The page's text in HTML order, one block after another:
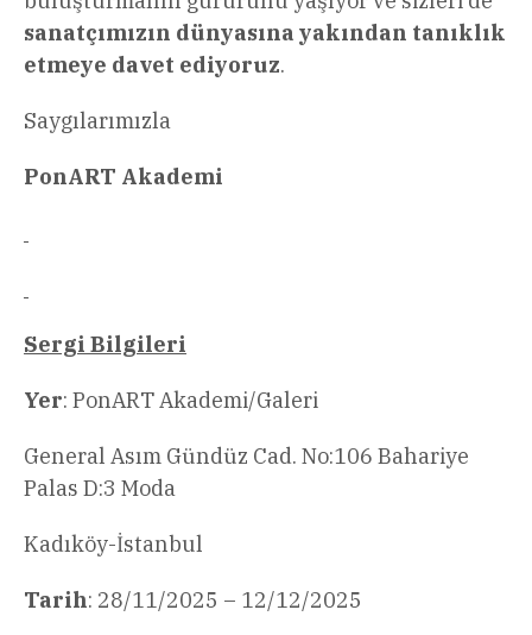
sanatçımızın dünyasına yakından tanıklık
etmeye davet ediyoruz.
Saygılarımızla
PonART Akademi
Sergi Bilgileri
Yer: PonART Akademi/Galeri
General Asım Gündüz Cad. No:106 Bahariye
Palas D:3 Moda
Kadıköy-İstanbul
Tarih: 28/11/2025 – 12/12/2025